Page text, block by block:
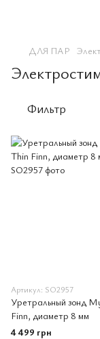
ДЛЯ ПАР
Фильтр
Артикул: SO2957
Уретральный зонд
Finn, диаметр 8 мм
4 499 грн